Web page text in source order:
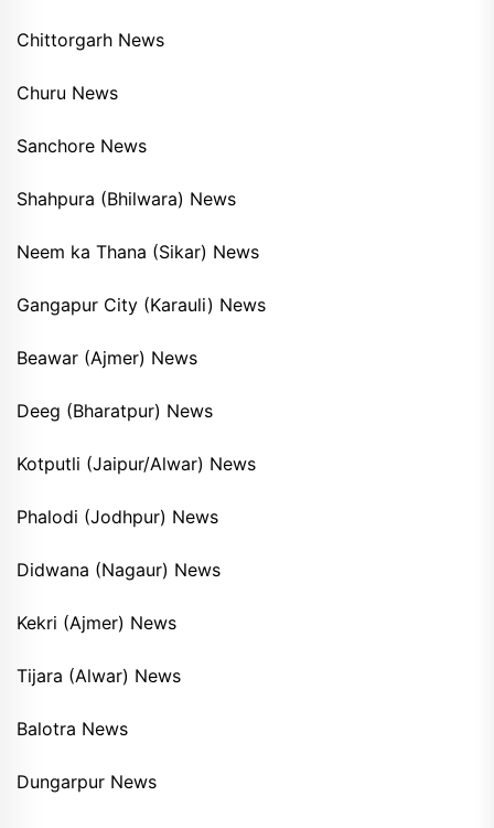
Chittorgarh News
Churu News
Sanchore News
Shahpura (Bhilwara) News
Neem ka Thana (Sikar) News
Gangapur City (Karauli) News
Beawar (Ajmer) News
Deeg (Bharatpur) News
Kotputli (Jaipur/Alwar) News
Phalodi (Jodhpur) News
Didwana (Nagaur) News
Kekri (Ajmer) News
Tijara (Alwar) News
Balotra News
Dungarpur News